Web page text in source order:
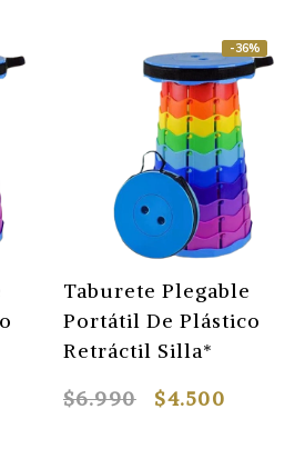
-36%
Taburete Plegable
Portátil De Plástico
Retráctil Silla*
$6.990
$4.500